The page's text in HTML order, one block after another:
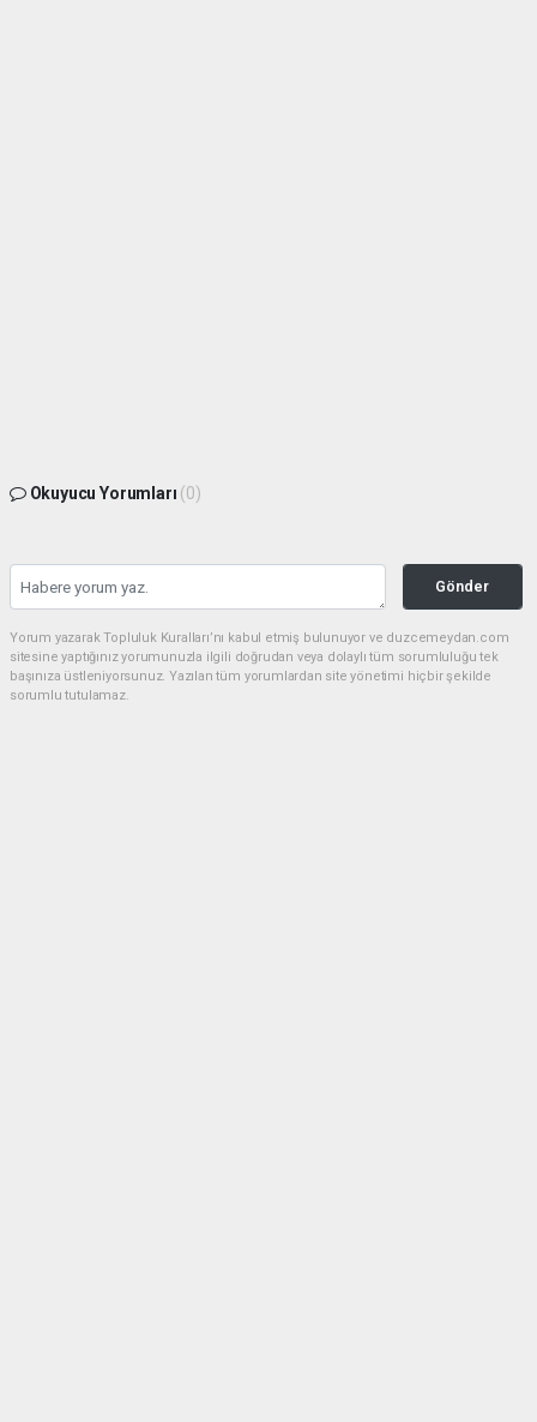
Okuyucu Yorumları (0)
Gönder
Yorum yazarak Topluluk Kuralları’nı kabul etmiş bulunuyor ve duzcemeydan.com
sitesine yaptığınız yorumunuzla ilgili doğrudan veya dolaylı tüm sorumluluğu tek
başınıza üstleniyorsunuz. Yazılan tüm yorumlardan site yönetimi hiçbir şekilde
sorumlu tutulamaz.